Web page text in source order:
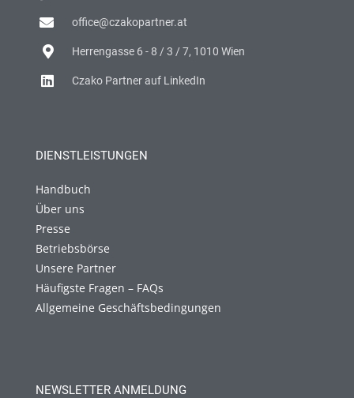
office@czakopartner.at
Herrengasse 6 - 8 / 3 / 7, 1010 Wien
Czako Partner auf LinkedIn
DIENSTLEISTUNGEN
Handbuch
Über uns
Presse
Betriebsbörse
Unsere Partner
Häufigste Fragen – FAQs
Allgemeine Geschäftsbedingungen
NEWSLETTER ANMELDUNG